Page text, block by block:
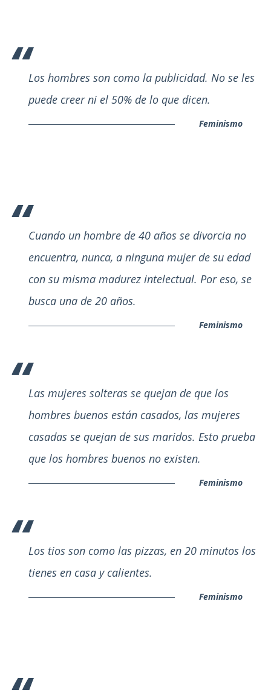
Los hombres son como la publicidad. No se les
puede creer ni el 50% de lo que dicen.
Feminismo
Cuando un hombre de 40 años se divorcia no
encuentra, nunca, a ninguna mujer de su edad
con su misma madurez intelectual. Por eso, se
busca una de 20 años.
Feminismo
Las mujeres solteras se quejan de que los
hombres buenos están casados, las mujeres
casadas se quejan de sus maridos. Esto prueba
que los hombres buenos no existen.
Feminismo
Los tios son como las pizzas, en 20 minutos los
tienes en casa y calientes.
Feminismo